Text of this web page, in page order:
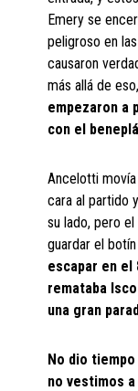
Emery se
peligroso en
causaron
más allá de
empezaron a
con el
Ancelotti
cara al partido
su lado, pero
guardar el
escapar en el
remataba
una gran
No dio
no vestimos a